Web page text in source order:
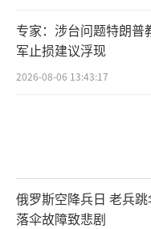
专家：涉台问题特朗普
军止损建议浮现
2026-08-06 13:43:17
俄罗斯空降兵日 老兵
落伞故障致悲剧